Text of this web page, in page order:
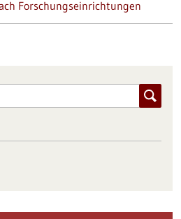
Forschungseinrichtungen